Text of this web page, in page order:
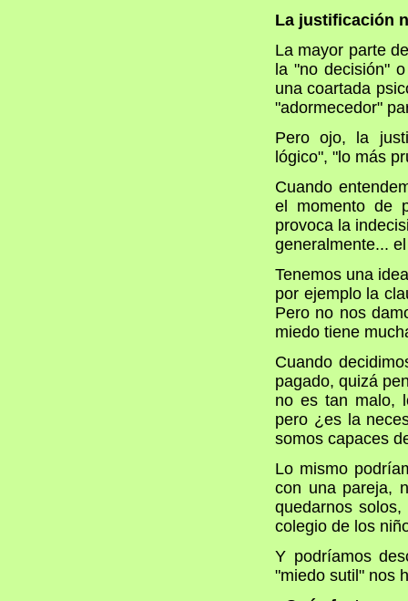
La justificación
La mayor parte
la "no decisión"
una coartada
"adormecedor"
Pero ojo, la
lógico", "lo más
Cuando
el momento de
provoca la
generalmente...
Tenemos una
por ejemplo la
Pero no nos
miedo tiene
Cuando
pagado, quizá
no es tan malo,
pero ¿es la
somos capaces
Lo mismo
con una pareja,
quedarnos
colegio de los
Y podríamos
"miedo sutil" nos